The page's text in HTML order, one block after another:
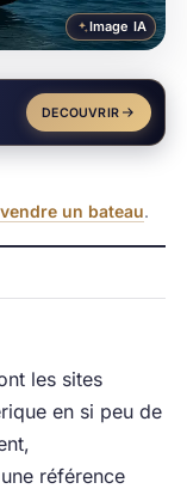
Image IA
DECOUVRIR
un bateau.
les sites
en si peu de
référence